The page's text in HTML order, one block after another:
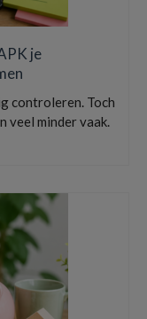
je
controleren. Toch
veel minder vaak.